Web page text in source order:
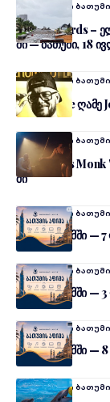
შენი
Ibiza Records –
ში — ბათუმი, 18
Ავტორი:შენი
Afro House ღამე
Ავტორი: შენი
Thelonious Monk
ში
Ავტორი:შენი
დღეს ბათუმში — 7
Ავტორი:შენი
დღეს ბათუმში — 3
Ავტორი:შენი
დღეს ბათუმში — 8
Ავტორი:შენი